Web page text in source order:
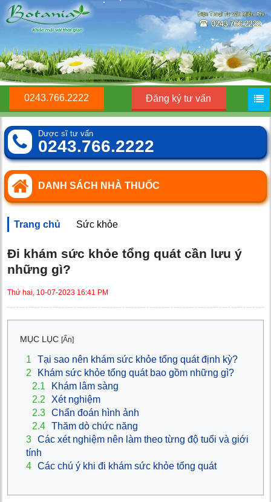
0243.766.2222 Đăng ký tư vấn
Dược sĩ tư vấn
0243.766.2222
DANH SÁCH NHÀ THUỐC
Trang chủ Sức khỏe
Đi khám sức khỏe tổng quát cần lưu ý
những gì?
Thứ hai, 10-07-2023 16:41 PM
MỤC LỤC [Ẩn]
1
Tại sao nên khám sức khỏe tổng quát định kỳ?
2
Khám sức khỏe tổng quát bao gồm những gì?
2.1
Khám lâm sàng
2.2
Xét nghiệm
2.3 Chẩn đoán hình ảnh
2.4 Thăm dò chức năng
3 Các xét nghiệm nên làm theo từng độ tuổi và giới
tính
4 Các chú ý khi đi khám sức khỏe tổng quát